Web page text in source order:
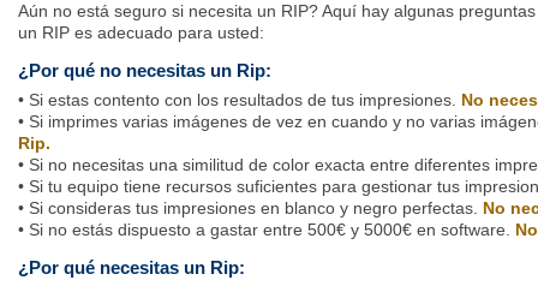
Aún no está seguro si necesita un RIP? Aquí hay algunas
un RIP es adecuado para usted:
¿Por qué no necesitas un Rip:
• Si estas contento con los resultados de tus impresiones. No
• Si imprimes varias imágenes de vez en cuando y no varias
Rip.
• Si no necesitas una similitud de color exacta entre diferentes
• Si tu equipo tiene recursos suficientes para gestionar tus
• Si consideras tus impresiones en blanco y negro perfectas. No
• Si no estás dispuesto a gastar entre 500€ y 5000€ en software.
¿Por qué necesitas un Rip: